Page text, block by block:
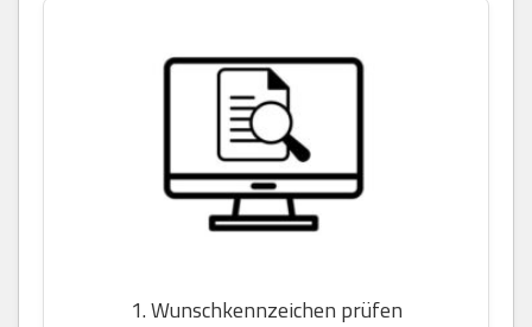
1. Wunschkennzeichen prüfen